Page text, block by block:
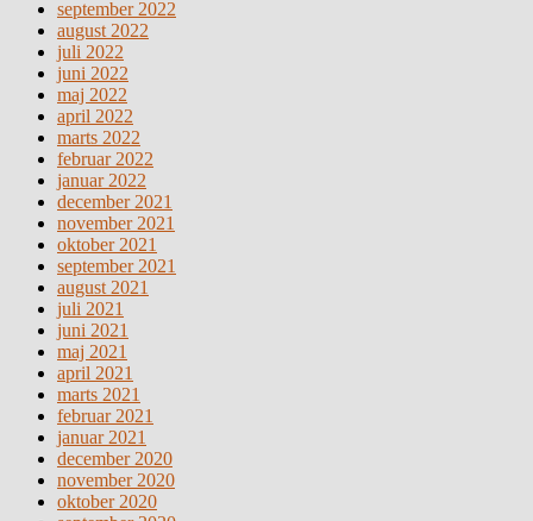
september 2022
august 2022
juli 2022
juni 2022
maj 2022
april 2022
marts 2022
februar 2022
januar 2022
december 2021
november 2021
oktober 2021
september 2021
august 2021
juli 2021
juni 2021
maj 2021
april 2021
marts 2021
februar 2021
januar 2021
december 2020
november 2020
oktober 2020